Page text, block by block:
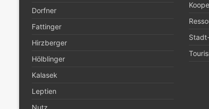
Dorfner
Fattinger
Hirzberger
Hölblinger
Kalasek
Leptien